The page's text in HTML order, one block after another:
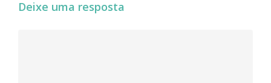
Deixe uma resposta